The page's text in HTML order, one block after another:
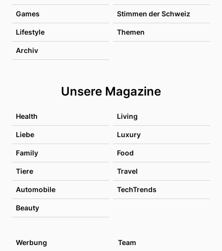
Games Stimmen der Schweiz
Lifestyle Themen
Archiv
Unsere Magazine
Health Living
Liebe Luxury
Family Food
Tiere Travel
Automobile TechTrends
Beauty
Werbung
Team